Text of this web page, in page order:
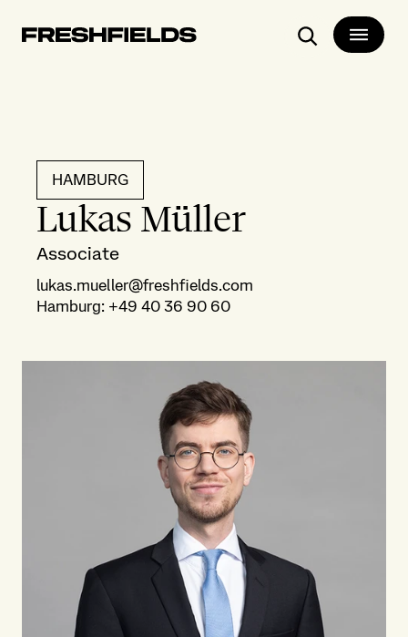
Suchen
HAMBURG
Lukas Müller
Associate
lukas.mueller@freshfields.com
Hamburg: +49 40 36 90 60